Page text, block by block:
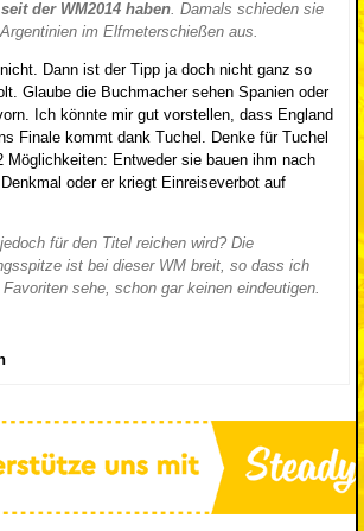
der WM2014 haben. Damals schieden sie
im Elfmeterschießen aus.
Dann ist der Tipp ja doch nicht ganz so
Glaube die Buchmacher sehen Spanien oder
Ich könnte mir gut vorstellen, dass England
Finale kommt dank Tuchel. Denke für Tuchel
Möglichkeiten: Entweder sie bauen ihm nach
oder er kriegt Einreiseverbot auf
für den Titel reichen wird? Die
ist bei dieser WM breit, so dass ich
sehe, schon gar keinen eindeutigen.